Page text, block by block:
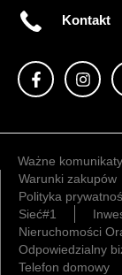
Kontakt
Ważne komunikaty
Warunki zakupów
Polityka
Sieć#1
Nieruchomości
Odpowiedzialny
Telefon domowy